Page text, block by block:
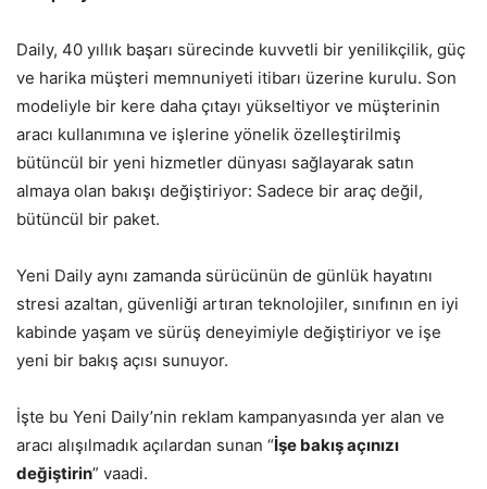
Daily, 40 yıllık başarı sürecinde kuvvetli bir yenilikçilik, güç
ve harika müşteri memnuniyeti itibarı üzerine kurulu. Son
modeliyle bir kere daha çıtayı yükseltiyor ve müşterinin
aracı kullanımına ve işlerine yönelik özelleştirilmiş
bütüncül bir yeni hizmetler dünyası sağlayarak satın
almaya olan bakışı değiştiriyor: Sadece bir araç değil,
bütüncül bir paket.
Yeni Daily aynı zamanda sürücünün de günlük hayatını
stresi azaltan, güvenliği artıran teknolojiler, sınıfının en iyi
kabinde yaşam ve sürüş deneyimiyle değiştiriyor ve işe
yeni bir bakış açısı sunuyor.
İşte bu Yeni Daily’nin reklam kampanyasında yer alan ve
aracı alışılmadık açılardan sunan “İşe bakış açınızı
değiştirin” vaadi.